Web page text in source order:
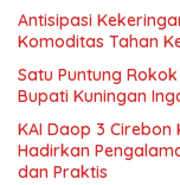
Antisipasi
Komoditas Tahan
Satu Puntung
Bupati Kuningan
KAI Daop 3 Cirebon
Hadirkan
dan Praktis